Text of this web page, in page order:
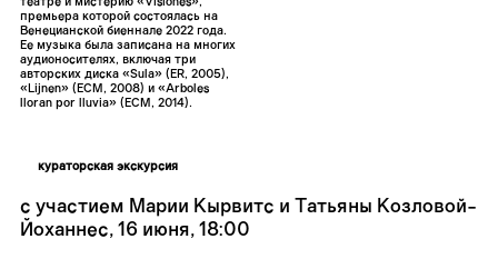
премьера которой состоялась на
Венецианской биеннале 2022 года.
Ее музыка была записана на многих
аудионосителях, включая три
авторских диска «Sula» (ER, 2005),
«Lijnen» (ECM, 2008) и «Arboles
lloran por lluvia» (ECM, 2014).
кураторская экскурсия
с участием Марии Кырвитс и Татьяны Козловой-
Йоханнес, 16 июня, 18:00